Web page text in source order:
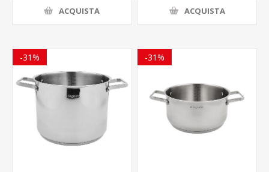
ACQUISTA ACQUISTA
-31% -31%